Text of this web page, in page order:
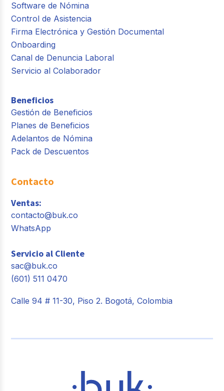
Software de Nómina
Control de Asistencia
Firma Electrónica y Gestión Documental
Onboarding
Canal de Denuncia Laboral
Servicio al Colaborador
Beneficios
Gestión de Beneficios
Planes de Beneficios
Adelantos de Nómina
Pack de Descuentos
Contacto
Ventas:
contacto@buk.co
WhatsApp
Servicio al Cliente
sac@buk.co
(601) 511 0470
Calle 94 # 11-30, Piso 2. Bogotá, Colombia